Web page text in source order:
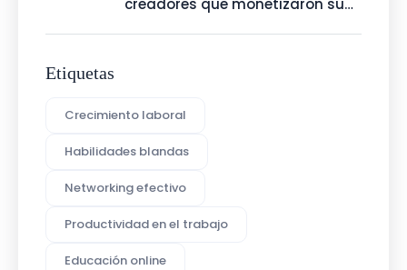
Etiquetas
Crecimiento laboral
Habilidades blandas
Networking efectivo
Productividad en el trabajo
Educación online